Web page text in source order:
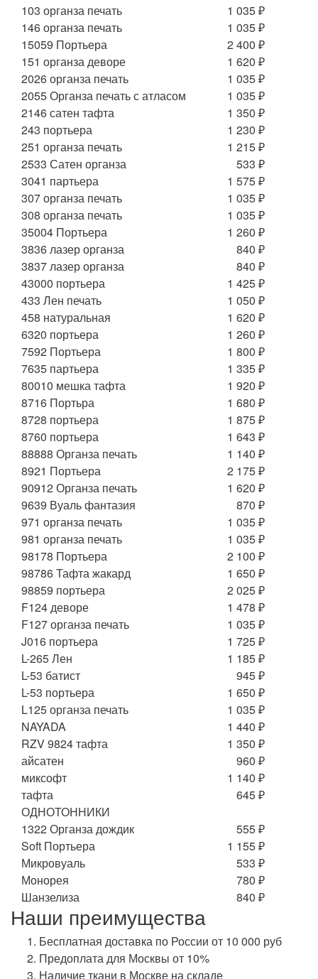
103 органза печать
1 035 ₽
146 органза печать
1 035 ₽
15059 Портьера
2 400 ₽
151 органза деворе
1 620 ₽
2026 органза печать
1 035 ₽
2055 Органза печать с атласом
1 035 ₽
2146 сатен тафта
1 350 ₽
243 портьера
1 230 ₽
251 органза печать
1 215 ₽
2533 Сатен органза
533 ₽
3041 партьера
1 575 ₽
307 органза печать
1 035 ₽
308 органза печать
1 035 ₽
35004 Портьера
1 260 ₽
3836 лазер органза
840 ₽
3837 лазер органза
840 ₽
43000 портьера
1 425 ₽
433 Лен печать
1 050 ₽
458 натуральная
1 620 ₽
6320 портьера
1 260 ₽
7592 Портьера
1 800 ₽
7635 партьера
1 335 ₽
80010 мешка тафта
1 920 ₽
8716 Портьра
1 680 ₽
8728 портьера
1 875 ₽
8760 портьера
1 643 ₽
88888 Органза печать
1 140 ₽
8921 Портьера
2 175 ₽
90912 Органза печать
1 620 ₽
9639 Вуаль фантазия
870 ₽
971 органза печать
1 035 ₽
981 органза печать
1 035 ₽
98178 Портьера
2 100 ₽
98786 Тафта жакард
1 650 ₽
98859 портьера
2 025 ₽
F124 деворе
1 478 ₽
F127 органза печать
1 035 ₽
J016 портьера
1 725 ₽
L-265 Лен
1 185 ₽
L-53 батист
945 ₽
L-53 портьера
1 650 ₽
L125 органза печать
1 035 ₽
NAYADA
1 440 ₽
RZV 9824 тафта
1 350 ₽
айсатен
960 ₽
миксофт
1 140 ₽
тафта
645 ₽
ОДНОТОННИКИ
1322 Органза дождик
555 ₽
Soft Портьера
1 155 ₽
Микровуаль
533 ₽
Монорея
780 ₽
Шанзелиза
840 ₽
Наши преимущества
Бесплатная доставка по России от 10 000 руб
Предоплата для Москвы от 10%
Наличие ткани в Москве на складе